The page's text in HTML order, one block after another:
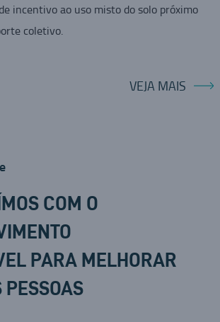
incentivo ao uso misto do solo próximo
coletivo.
VEJA MAIS
COM O
PARA MELHORAR